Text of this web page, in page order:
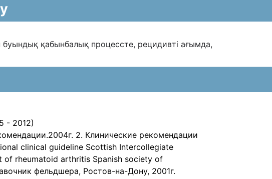
қабынбалық процессте, рецидивті ағымда,
- 2012)
2. Клинические рекомендации
clinical guideline Scottish Intercollegiate
of rheumatoid arthritis Spanish society of
фельдшера, Ростов-на-Дону, 2001г.